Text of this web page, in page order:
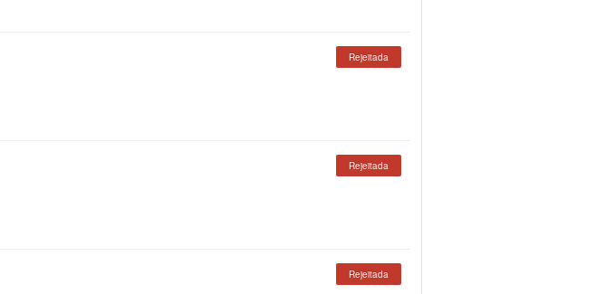
Rejeitada
Rejeitada
Rejeitada